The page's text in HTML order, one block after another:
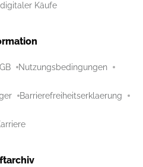
Käufe
Nutzungsbedingungen
Barrierefreiheitserklaerung